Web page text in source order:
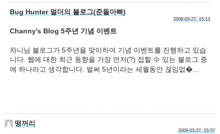
Bug Hunter 멀더의 블로그(준돌아빠)
2008-03-27, 15:13
Channy’s Blog 5주년 기념 이벤트
차니님 블로그가 5주년을 맞이하여 기념 이벤트를 진행하고 있습
니다. 웹에 대한 최근 동향을 가장 먼저(?) 접할 수 있는 블로그 중
에 하나라고 생각합니다. 벌써 5년이라는 세월동안 끊임없�…
떵꺼리
2008-03-27, 15:57